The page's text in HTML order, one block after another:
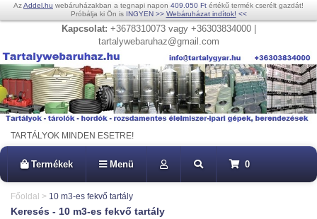
AzAddel.hu webáruházakban a tegnapi napon 409.050 Ft értékű termék cserélt gazdát!
Próbálja ki Ön is INGYEN >> Webáruházat indítok! <<
Kapcsolat: +3678310073 vagy +36303834000 |
tartalywebaruhaz@gmail.com
TARTÁLYOK MINDEN ESETRE!
Termékek Menü 0
Főoldal > 10 m3-es fekvő tartály
Keresés - 10 m3-es fekvő tartály